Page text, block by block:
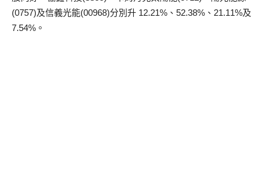
(0757)及信義光能(00968)分別升 12.21%、52.38%、21.11%及
7.54%。